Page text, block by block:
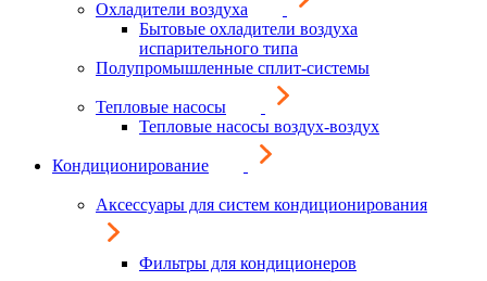
Охладители воздуха
Бытовые охладители воздуха
испарительного типа
Полупромышленные сплит-системы
Тепловые насосы
Тепловые насосы воздух-воздух
Кондиционирование
Аксессуары для систем кондиционирования
Фильтры для кондиционеров